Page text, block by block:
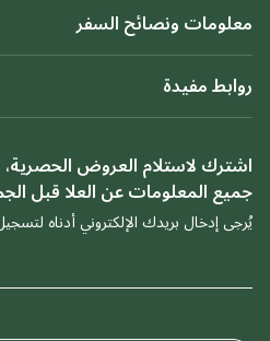
معلومات ونصائح السفر
روابط مفيدة
اشترك لاستلام العروض الحصرية،
جميع المعلومات عن العلا قبل
يُرجى إدخال بريدك الإلكتروني أدناه